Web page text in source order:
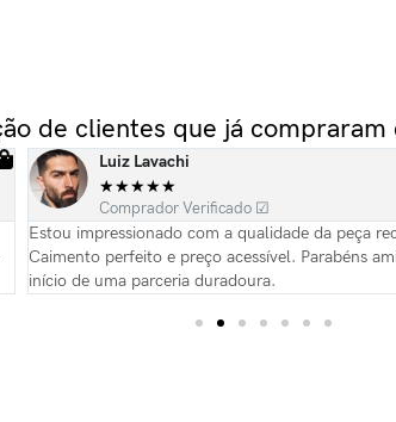
de clientes que já compraram
Luiz Lavachi
★★★★★
Comprador Verificado ☑
Estou impressionado com a qualidade da peça
Caimento perfeito e preço acessível. Parabéns
início de uma parceria duradoura.